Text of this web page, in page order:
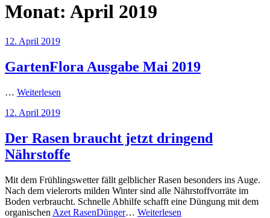
Monat: April 2019
Veröffentlicht
12. April 2019
GartenFlora Ausgabe Mai 2019
… Weiterlesen
Veröffentlicht
12. April 2019
Der Rasen braucht jetzt dringend
Nährstoffe
Mit dem Frühlingswetter fällt gelblicher Rasen besonders ins Auge.
Nach dem vielerorts milden Winter sind alle Nährstoffvorräte im
Boden verbraucht. Schnelle Abhilfe schafft eine Düngung mit dem
organischen Azet RasenDünger… Weiterlesen